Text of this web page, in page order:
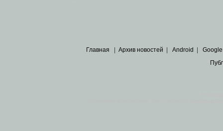
Главная | Архив новостей | Android | Google